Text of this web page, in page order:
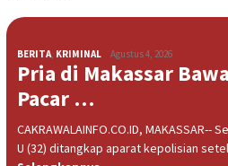
BERITA, KRIMINAL Agustus 4, 2026
Pria di Makassar
Pacar …
CAKRAWALAINFO.CO.ID, MAKASSAR--
U (32) ditangkap aparat kepolisian